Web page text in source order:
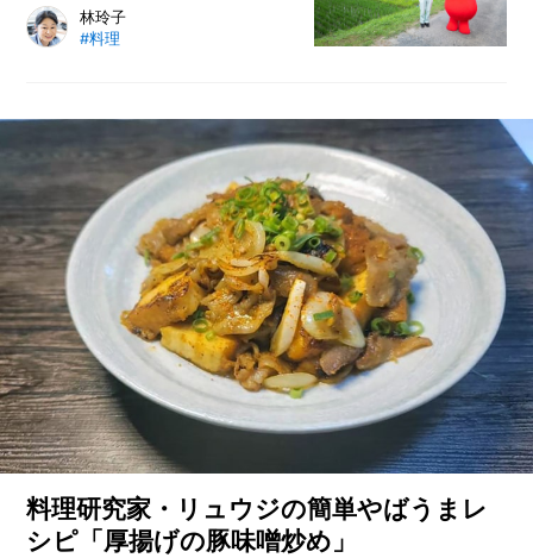
Y中華です！
千葉県公式キャラクターのチーバく
んと、千葉県の新しいお米「粒す
利用研究室へ潜入。開発担当者の林
さんから新種開発の苦労や裏話、粒
すけの特徴を伺った。粒すけ誕生の
裏側には、研究室メンバーのたゆま
ぬ努力や美味しいお米を生み出そう
とする思いがあった。
林玲子
#料理
料理研究家・リュウジの簡単やばうまレ
シピ「厚揚げの豚味噌炒め」